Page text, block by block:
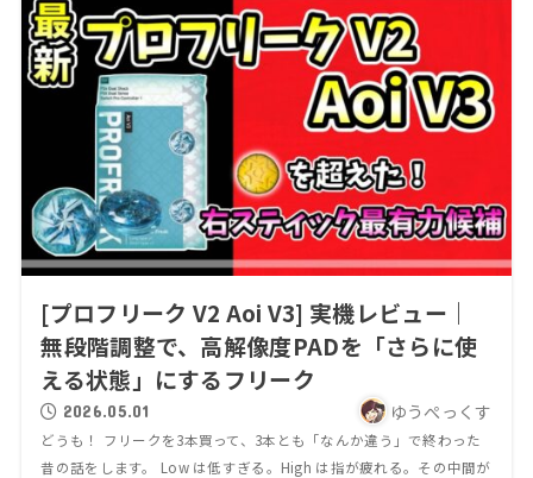
[プロフリーク V2 Aoi V3] 実機レビュー｜
無段階調整で、高解像度PADを「さらに使
える状態」にするフリーク
2026.05.01 ゆうぺっくす
どうも！ フリークを3本買って、3本とも「なんか違う」で終わった
昔の話をします。 Low は低すぎる。High は指が疲れる。その中間が